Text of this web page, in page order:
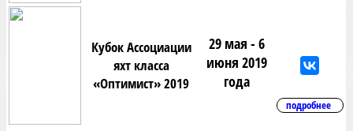
Кубок Ассоциации
яхт класса
«Оптимист» 2019
29 мая - 6
июня 2019
года
подробнее